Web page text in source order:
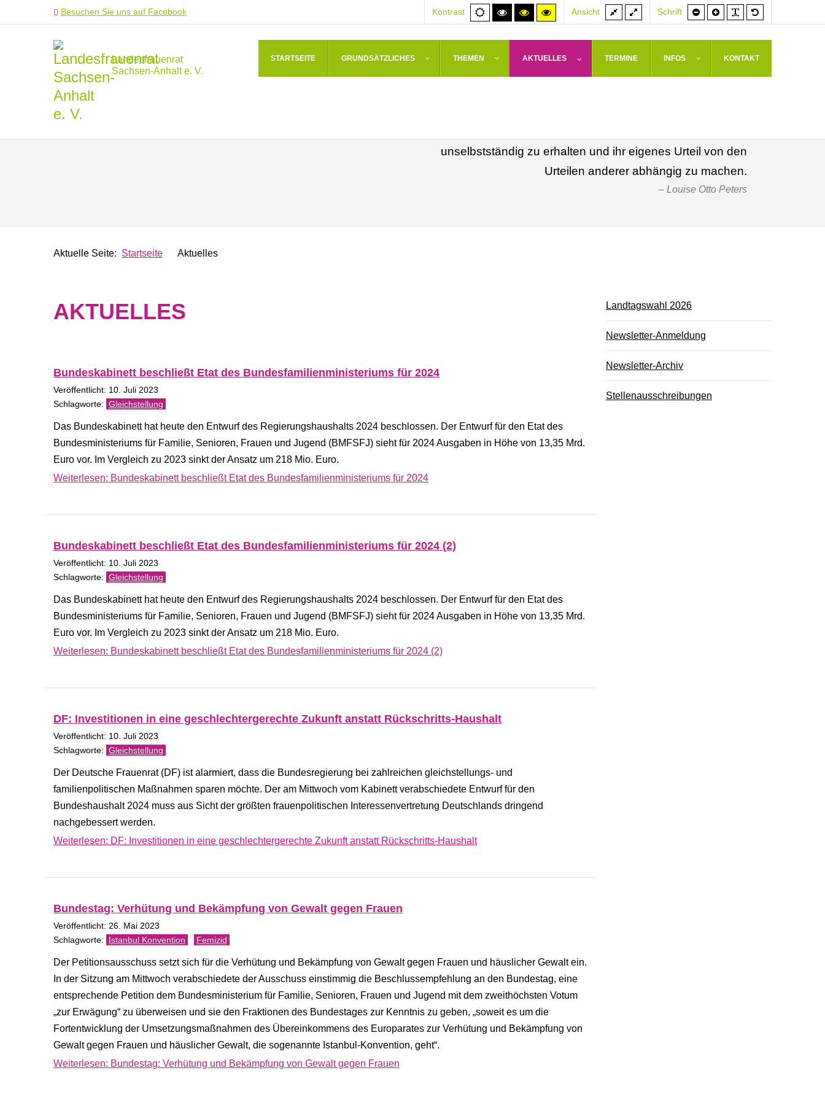
Besuchen Sie uns auf Facebook Kontrast
Normale
Ansicht
Hoher
Kontrast
Hoher
Kontrast
Hoher
Kontrast
Ansicht
Feste
Breite
Volle
Breite
Schrift
Schrift
kleiner
Schrift
größer
Landesfrauenrat
Sachsen-Anhalt e. V.
STARTSEITE GRUNDSÄTZLICHES THEMEN AKTUELLES TERMINE INFOS KONTAKT
unselbstständig zu erhalten und ihr eigenes Urteil von den
Urteilen anderer abhängig zu machen.
Louise Otto Peters
Aktuelle Seite: Startseite Aktuelles
AKTUELLES
Bundeskabinett beschließt Etat des Bundesfamilienministeriums für 2024
Veröffentlicht: 10. Juli 2023
Gleichstellung
Das Bundeskabinett hat heute den Entwurf des Regierungshaushalts 2024 beschlossen. Der Entwurf für den Etat des
Bundesministeriums für Familie, Senioren, Frauen und Jugend (BMFSFJ) sieht für 2024 Ausgaben in Höhe von 13,35 Mrd.
Euro vor. Im Vergleich zu 2023 sinkt der Ansatz um 218 Mio. Euro.
Weiterlesen: Bundeskabinett beschließt Etat des Bundesfamilienministeriums für 2024
Bundeskabinett beschließt Etat des Bundesfamilienministeriums für 2024 (2)
Veröffentlicht: 10. Juli 2023
Gleichstellung
Das Bundeskabinett hat heute den Entwurf des Regierungshaushalts 2024 beschlossen. Der Entwurf für den Etat des
Bundesministeriums für Familie, Senioren, Frauen und Jugend (BMFSFJ) sieht für 2024 Ausgaben in Höhe von 13,35 Mrd.
Euro vor. Im Vergleich zu 2023 sinkt der Ansatz um 218 Mio. Euro.
Weiterlesen: Bundeskabinett beschließt Etat des Bundesfamilienministeriums für 2024 (2)
DF: Investitionen in eine geschlechtergerechte Zukunft anstatt Rückschritts-Haushalt
Veröffentlicht: 10. Juli 2023
Gleichstellung
Der Deutsche Frauenrat (DF) ist alarmiert, dass die Bundesregierung bei zahlreichen gleichstellungs- und
familienpolitischen Maßnahmen sparen möchte. Der am Mittwoch vom Kabinett verabschiedete Entwurf für den
Bundeshaushalt 2024 muss aus Sicht der größten frauenpolitischen Interessenvertretung Deutschlands dringend
nachgebessert werden.
Weiterlesen: DF: Investitionen in eine geschlechtergerechte Zukunft anstatt Rückschritts-Haushalt
Bundestag: Verhütung und Bekämpfung von Gewalt gegen Frauen
Veröffentlicht: 26. Mai 2023
Istanbul Konvention Femizid
Der Petitionsausschuss setzt sich für die Verhütung und Bekämpfung von Gewalt gegen Frauen und häuslicher Gewalt ein.
In der Sitzung am Mittwoch verabschiedete der Ausschuss einstimmig die Beschlussempfehlung an den Bundestag, eine
entsprechende Petition dem Bundesministerium für Familie, Senioren, Frauen und Jugend mit dem zweithöchsten Votum
„zur Erwägung“ zu überweisen und sie den Fraktionen des Bundestages zur Kenntnis zu geben, „soweit es um die
Fortentwicklung der Umsetzungsmaßnahmen des Übereinkommens des Europarates zur Verhütung und Bekämpfung von
Gewalt gegen Frauen und häuslicher Gewalt, die sogenannte Istanbul-Konvention, geht“.
Weiterlesen: Bundestag: Verhütung und Bekämpfung von Gewalt gegen Frauen
Landtagswahl 2026
Newsletter-Anmeldung
Newsletter-Archiv
Stellenausschreibungen